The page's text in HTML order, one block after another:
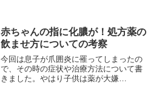
赤ちゃんの指に化膿が！処方薬の
飲ませ方についての考察
今回は息子が爪囲炎に罹ってしまったの
で、その時の症状や治療方法について書
きました。やはり子供は薬が大嫌